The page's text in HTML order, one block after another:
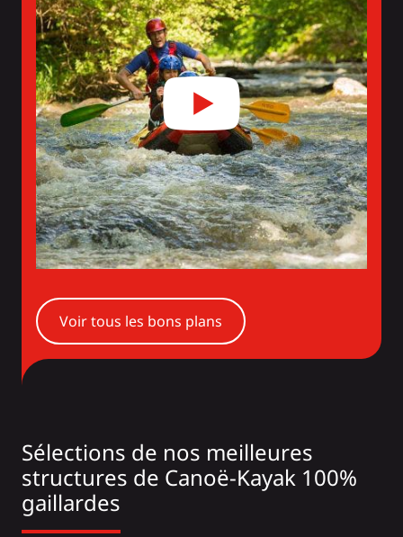
Voir tous les bons plans
Sélections de nos meilleures
structures de Canoë-Kayak 100%
gaillardes